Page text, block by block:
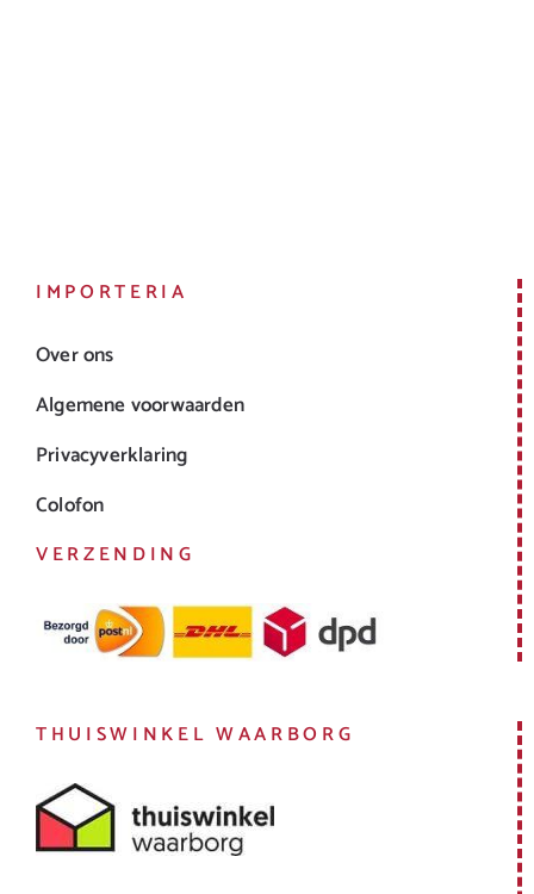
IMPORTERIA
Over ons
Algemene voorwaarden
Privacyverklaring
Colofon
VERZENDING
THUISWINKEL WAARBORG